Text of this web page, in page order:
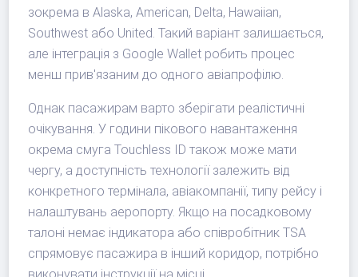
зокрема в Alaska, American, Delta, Hawaiian,
Southwest або United. Такий варіант залишається,
але інтеграція з Google Wallet робить процес
менш прив'язаним до одного авіапрофілю.
Однак пасажирам варто зберігати реалістичні
очікування. У години пікового навантаження
окрема смуга Touchless ID також може мати
чергу, а доступність технології залежить від
конкретного термінала, авіакомпанії, типу рейсу і
налаштувань аеропорту. Якщо на посадковому
талоні немає індикатора або співробітник TSA
спрямовує пасажира в інший коридор, потрібно
виконувати інструкції на місці.